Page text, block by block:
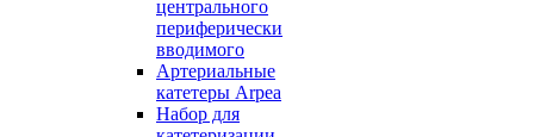
центрального
периферически
вводимого
Артериальные
катетеры Arpea
Набор для